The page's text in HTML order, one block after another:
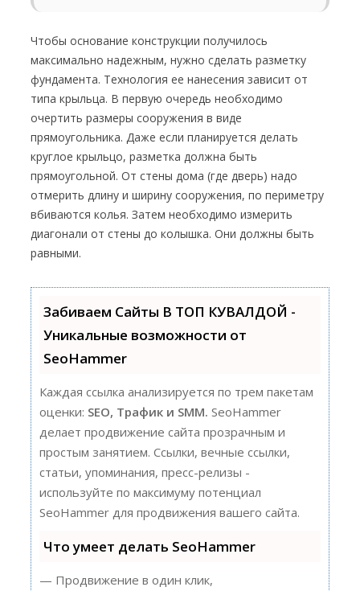
Чтобы основание конструкции получилось
максимально надежным, нужно сделать разметку
фундамента. Технология ее нанесения зависит от
типа крыльца. В первую очередь необходимо
очертить размеры сооружения в виде
прямоугольника. Даже если планируется делать
круглое крыльцо, разметка должна быть
прямоугольной. От стены дома (где дверь) надо
отмерить длину и ширину сооружения, по периметру
вбиваются колья. Затем необходимо измерить
диагонали от стены до колышка. Они должны быть
равными.
Забиваем Сайты В ТОП КУВАЛДОЙ -
Уникальные возможности от
SeoHammer
Каждая ссылка анализируется по трем пакетам
оценки: SEO, Трафик и SMM. SeoHammer
делает продвижение сайта прозрачным и
простым занятием. Ссылки, вечные ссылки,
статьи, упоминания, пресс-релизы -
используйте по максимуму потенциал
SeoHammer для продвижения вашего сайта.
Что умеет делать SeoHammer
— Продвижение в один клик,